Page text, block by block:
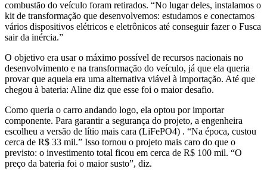
combustão do veículo foram retirados. “No lugar deles, instalamos o
kit de transformação que desenvolvemos: estudamos e conectamos
vários dispositivos elétricos e eletrônicos até conseguir fazer o Fusca
sair da inércia.”
O objetivo era usar o máximo possível de recursos nacionais no
desenvolvimento e na transformação do veículo, já que ela queria
provar que aquela era uma alternativa viável à importação. Até que
chegou à bateria: Aline diz que esse foi o maior desafio.
Como queria o carro andando logo, ela optou por importar
componente. Para garantir a segurança do projeto, a engenheira
escolheu a versão de lítio mais cara (LiFePO4) . “Na época, custou
cerca de R$ 33 mil.” Isso tornou o projeto mais caro do que o
previsto: o investimento total ficou em cerca de R$ 100 mil. “O
preço da bateria foi o maior susto”, diz.